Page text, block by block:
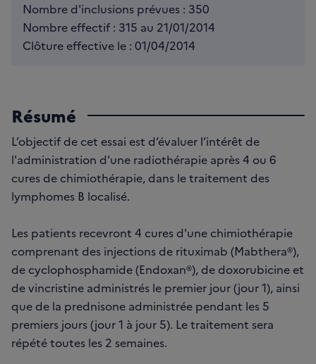
Nombre d'inclusions prévues : 350
Nombre effectif : 315 au 21/01/2014
Clôture effective le : 01/04/2014
Résumé
L’objectif de cet essai est d’évaluer l’intérêt de
l'administration d'une radiothérapie après 4 ou 6
cures de chimiothérapie, dans le traitement des
lymphomes B localisé.
Les patients recevront 4 cures d'une chimiothérapie
comprenant des injections de rituximab (Mabthera®),
de cyclophosphamide (Endoxan®), de doxorubicine et
de vincristine administrés le premier jour (jour 1), ainsi
que de la prednisone administrée pendant les 5
premiers jours (jour 1 à jour 5). Le traitement sera
répété toutes les 2 semaines.